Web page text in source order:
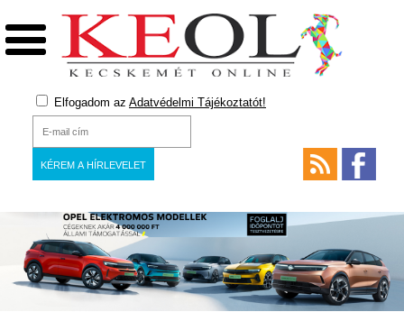
Elfogadom az Adatvédelmi Tájékoztatót!